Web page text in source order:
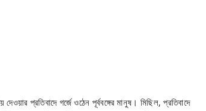
প্রতিবাদে গর্জে ওঠেন পূর্ববঙ্গের মানুষ। মিছিল, প্রতিবাদে